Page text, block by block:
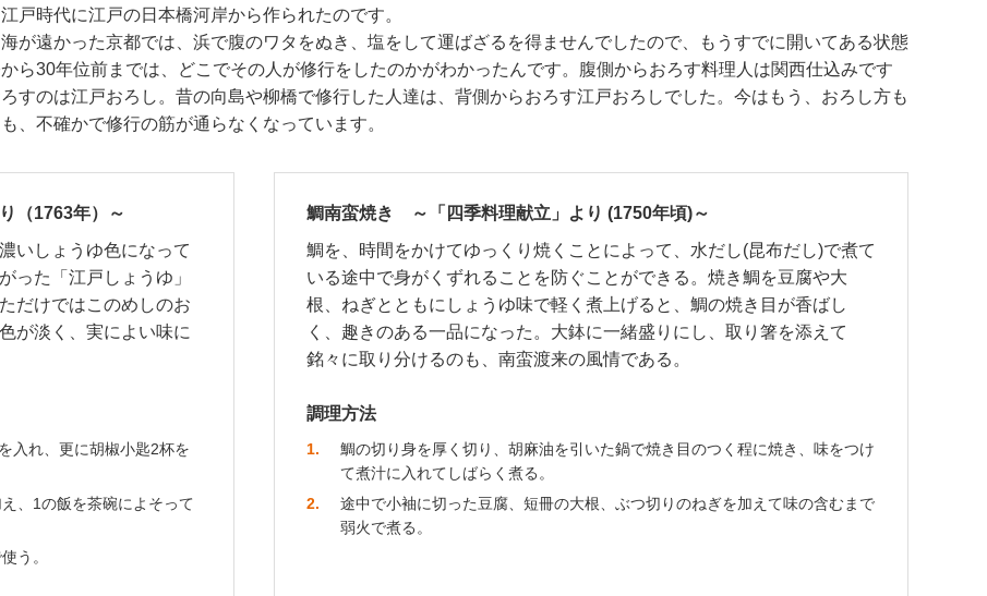
戸時代に江戸の日本橋河岸から作られたのです。
が遠かった京都では、浜で腹のワタをぬき、塩をして運ばざるを得ませんでしたので、もうすでに開いてある状態
ら30年位前までは、どこでその人が修行をしたのかがわかったんです。腹側からおろす料理人は関西仕込みです
すのは江戸おろし。昔の向島や柳橋で修行した人達は、背側からおろす江戸おろしでした。今はもう、おろし方も
、不確かで修行の筋が通らなくなっています。
（1763年）～
いしょうゆ色になって
った「江戸しょうゆ」
だけではこのめしのお
が淡く、実によい味に
入れ、更に胡椒小匙2杯を
、1の飯を茶碗によそって
う。
鯛南蛮焼き ～「四季料理献立」より (1750年頃)～
鯛を、時間をかけてゆっくり焼くことによって、水だし(昆布だし)で煮て
いる途中で身がくずれることを防ぐことができる。焼き鯛を豆腐や大
根、ねぎとともにしょうゆ味で軽く煮上げると、鯛の焼き目が香ばし
く、趣きのある一品になった。大鉢に一緒盛りにし、取り箸を添えて
銘々に取り分けるのも、南蛮渡来の風情である。
調理方法
1
鯛の切り身を厚く切り、胡麻油を引いた鍋で焼き目のつく程に焼き、味をつけ
て煮汁に入れてしばらく煮る。
2
途中で小袖に切った豆腐、短冊の大根、ぶつ切りのねぎを加えて味の含むまで
弱火で煮る。